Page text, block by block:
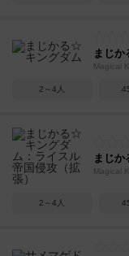
まじ
Magical
2～4人
まじか
Magical
2～4人